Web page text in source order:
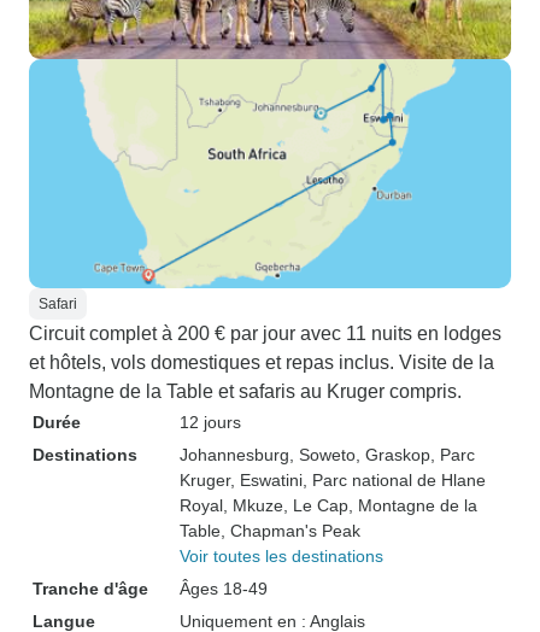
Safari
Circuit complet à 200 € par jour avec 11 nuits en lodges
et hôtels, vols domestiques et repas inclus. Visite de la
Montagne de la Table et safaris au Kruger compris.
Durée
12 jours
Destinations
Johannesburg , Soweto , Graskop , Parc
Kruger, Eswatini , Parc national de Hlane
Royal , Mkuze , Le Cap , Montagne de la
Table , Chapman's Peak
Voir toutes les destinations
Tranche d'âge
Âges 18-49
Langue
Uniquement en : Anglais